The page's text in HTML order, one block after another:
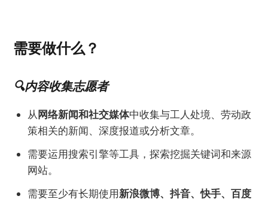
需要做什么？
🔍内容收集志愿者
从网络新闻和社交媒体中收集与工人处境、劳动政
策相关的新闻、深度报道或分析文章。
需要运用搜索引擎等工具，探索挖掘关键词和来源
网站。
需要至少有长期使用新浪微博、抖音、快手、百度